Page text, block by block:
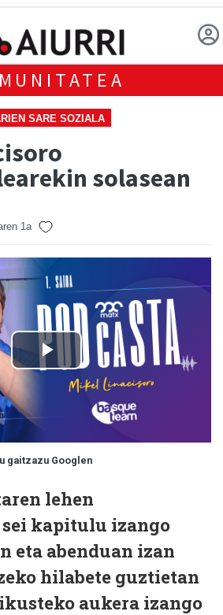
SARE SOZIALA
solasean
1a
gaitzazu Googlen
lehen
kapitulu izango
eta abenduan izan
hilabete guztietan
aukera izango